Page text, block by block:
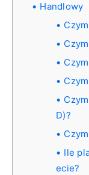
Handlowy
D)?
Ile
ecie?